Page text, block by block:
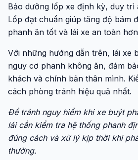
Bảo dưỡng lốp xe định kỳ, duy trì
Lốp đạt chuẩn giúp tăng độ bám
phanh ăn tốt và lái xe an toàn
Với những hướng dẫn trên, lái xe
nguy cơ phanh không ăn, đảm
khách và chính bản thân mình.
cách phòng tránh hiệu quả nhất.
Để tránh nguy hiểm khi xe buýt
lái cần kiểm tra hệ thống phanh
đúng cách và xử lý kịp thời khi
thường.